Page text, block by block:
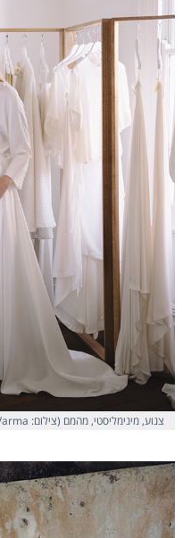
צנוע, מינימליסטי, מהמם (צילום: Lola Varma)